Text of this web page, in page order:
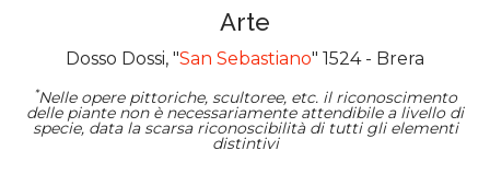
Arte
Dosso Dossi, "San Sebastiano" 1524 - Brera
*Nelle opere pittoriche, scultoree, etc. il riconoscimento
delle piante non è necessariamente attendibile a livello di
specie, data la scarsa riconoscibilità di tutti gli elementi
distintivi